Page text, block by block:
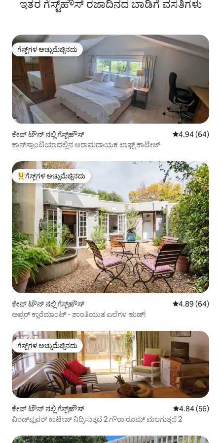
ಇತರ ಗೆಸ್ಟ್‌ಹೌಸ್ ರಜಾದಿನದ ಬಾಡಿಗೆ ವಸತಿಗಳು
ಗೆಸ್ಟ್‌ಗಳ ಅಚ್ಚುಮೆಚ್ಚಿನದು
ಗೆಸ್ಟ್‌ಗಳ ಅಚ್ಚುಮೆಚ್ಚಿನದು
ಕೇಪ್‌ ಟೌನ್ ನಲ್ಲಿ ಗೆಸ್ಟ್‌ಹೌಸ್ 5 ರಲ್ಲಿ 4.94
4.94 (64)
ಕಾನ್‌ಸ್ಟಾಂಟಿಯಾದಲ್ಲಿನ ಆರಾಮದಾಯಕ ಲಾಫ್ಟ್ ಕಾಟೇಜ್
ಗೆಸ್ಟ್‌ಗಳಿಗೆ ಅತಿ ಹೆಚ್ಚು ಅಚ್ಚುಮೆಚ್ಚಿನದು
ಗೆಸ್ಟ್‌ಗಳ ಅಚ್ಚುಮೆಚ್ಚಿನದು
ಕೇಪ್‌ ಟೌನ್ ನಲ್ಲಿ ಗೆಸ್ಟ್‌ಹೌಸ್ 5 ರಲ್ಲಿ 4.89
4.89 (64)
ಅಪ್ಪರ್ ಕ್ಲಾರೆಮಾಂಟ್ - ಶಾಂತಿಯುತ ಎಲೆಗಳ ಹುಡ್!
ಗೆಸ್ಟ್‌ಗಳ ಅಚ್ಚುಮೆಚ್ಚಿನದು
ಗೆಸ್ಟ್‌ಗಳ ಅಚ್ಚುಮೆಚ್ಚಿನದು
ಕೇಪ್‌ ಟೌನ್ ನಲ್ಲಿ ಗೆಸ್ಟ್‌ಹೌಸ್ 5 ರಲ್ಲಿ 4.84
4.84 (56)
ವಿಂಡ್‌ಫ್ಲವರ್ ಕಾಟೇಜ್ ನಿದ್ರಿಸುತ್ತದೆ 2 ಗೌರಾ ರೂಮ್ ಮಲಗುತ್ತದೆ 2